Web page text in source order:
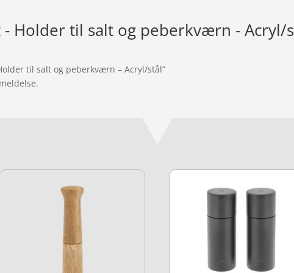
- Holder til salt og peberkværn - Acryl/
til salt og peberkværn – Acryl/stål”